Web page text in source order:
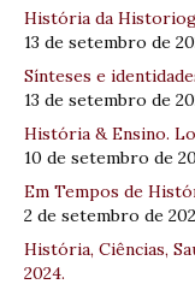
História da
13 de setembro de
Sínteses e
13 de setembro de
História & Ensino.
10 de setembro de
Em Tempos de
2 de setembro de
História, Ciências,
2024.